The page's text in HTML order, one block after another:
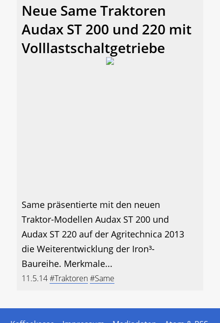
Neue Same Traktoren
Audax ST 200 und 220 mit
Volllastschaltgetriebe
Same präsentierte mit den neuen
Traktor-Modellen Audax ST 200 und
Audax ST 220 auf der Agritechnica 2013
die Weiterentwicklung der Iron³-
Baureihe. Merkmale...
11.5.14#Traktoren#Same